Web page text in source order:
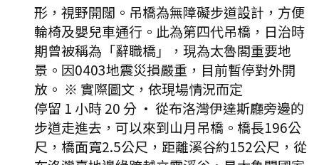
形，視野開闊。吊橋為無障礙步道設計，方便
輪椅及嬰兒車通行。此為第四代吊橋，日治時
期曾被稱為「辭職橋」，現為太魯閣重要地
景。因0403地震災損嚴重，目前暫停對外開
放。 ※ 實際圖文，依現場情況而定
停留 1 小時 20 分 · 從布洛灣伊達斯廳旁邊的
步道走進去，可以來到山月吊橋。橋長196公
尺，橋面寬2.5公尺，距離溪谷約152公尺，從